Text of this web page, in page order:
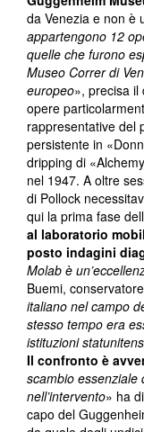
da Venezia e non è
appartengono 12
quelle che furono
Museo Correr di
europeo», precisa il
opere
rappresentative del
persistente in
dripping di
nel 1947. A oltre
di Pollock
qui la prima fase
al laboratorio
posto indagini
Molab è
Buemi,
italiano nel campo
stesso tempo era
istituzioni
Il confronto è
scambio essenziale
nell’intervento» ha
capo del